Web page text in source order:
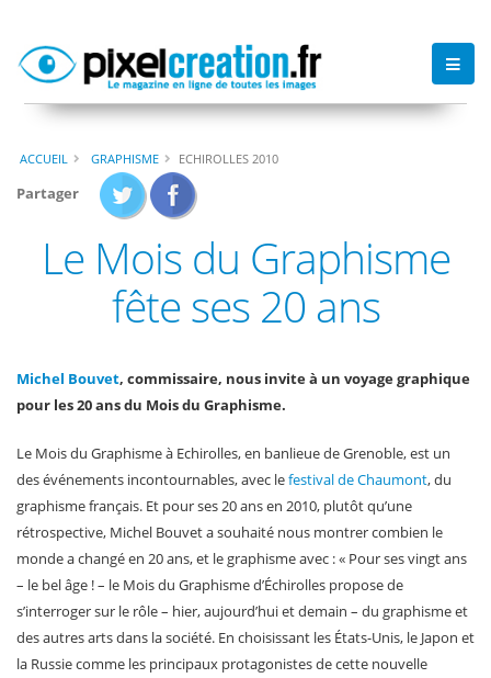
ACCUEIL GRAPHISME ECHIROLLES 2010
Partager
Le Mois du Graphisme
fête ses 20 ans
Michel Bouvet, commissaire, nous invite à un voyage graphique
pour les 20 ans du Mois du Graphisme.
Le Mois du Graphisme à Echirolles, en banlieue de Grenoble, est un
des événements incontournables, avec lefestival de Chaumont, du
graphisme français. Et pour ses 20 ans en 2010, plutôt qu’une
rétrospective, Michel Bouvet a souhaité nous montrer combien le
monde a changé en 20 ans, et le graphisme avec : « Pour ses vingt ans
– le bel âge ! – le Mois du Graphisme d’Échirolles propose de
s’interroger sur le rôle – hier, aujourd’hui et demain – du graphisme et
des autres arts dans la société. En choisissant les États-Unis, le Japon et
la Russie comme les principaux protagonistes de cette nouvelle